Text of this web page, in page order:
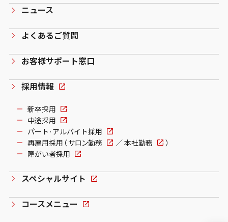
ニュース
よくあるご質問
お客様サポート窓口
採用情報
新卒採用
中途採用
パート·アルバイト採用
再雇用採用（ サロン勤務 ／本社勤務
）
障がい者採用
スペシャルサイト
コースメニュー